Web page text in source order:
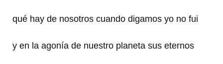
qué hay de nosotros cuando digamos yo no fui
y en la agonía de nuestro planeta sus eternos